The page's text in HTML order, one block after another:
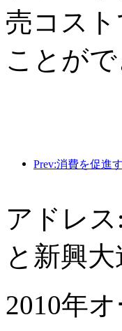
売コス
ことがで
アドレ
と新興
2010年